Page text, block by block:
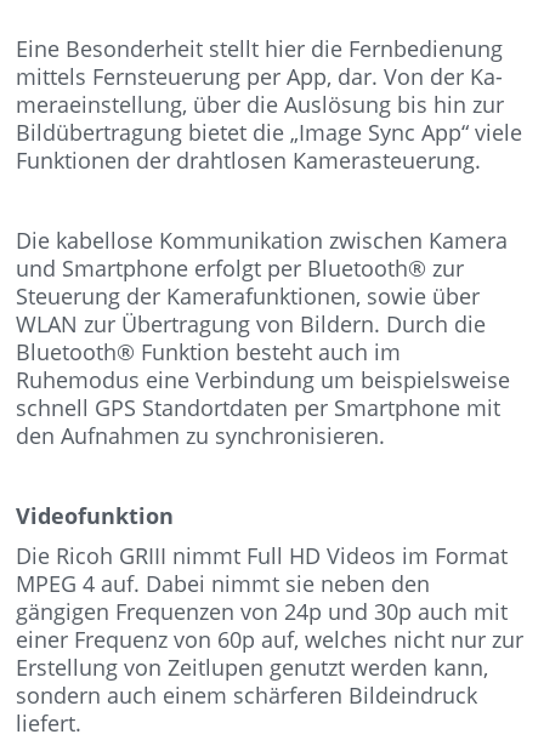
Eine Besonderheit stellt hier die Fernbedienung
mittels Fernsteuerung per App, dar. Von der Ka-
meraeinstellung, über die Auslösung bis hin zur
Bildübertragung bietet die „Image Sync App“ viele
Funktionen der drahtlosen Kamerasteuerung.
Die kabellose Kommunikation zwischen Kamera
und Smartphone erfolgt per Bluetooth® zur
Steuerung der Kamerafunktionen, sowie über
WLAN zur Übertragung von Bildern. Durch die
Bluetooth® Funktion besteht auch im
Ruhemodus eine Verbindung um beispielsweise
schnell GPS Standortdaten per Smartphone mit
den Aufnahmen zu synchronisieren.
Videofunktion
Die Ricoh GRIII nimmt Full HD Videos im Format
MPEG 4 auf. Dabei nimmt sie neben den
gängigen Frequenzen von 24p und 30p auch mit
einer Frequenz von 60p auf, welches nicht nur zur
Erstellung von Zeitlupen genutzt werden kann,
sondern auch einem schärferen Bildeindruck
liefert.